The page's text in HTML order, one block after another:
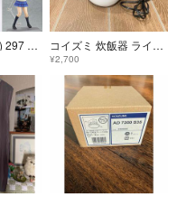
figma(フィグマ) 297 小泉花陽(こいずみはなよ) ラブライブ! 完成品 可動フィギュア マックスファクトリー コイズミ 炊飯器 ライスクッカー ミニ ホワイト KSC-1513 1.5合炊き
¥2,700